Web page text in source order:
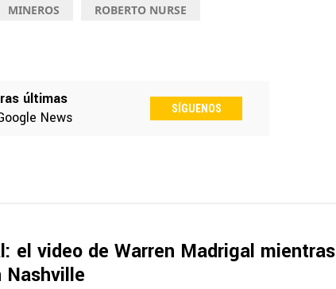
MINEROS
ROBERTO NURSE
últimas
News
SÍGUENOS
el video de Warren Madrigal mientras
Nashville